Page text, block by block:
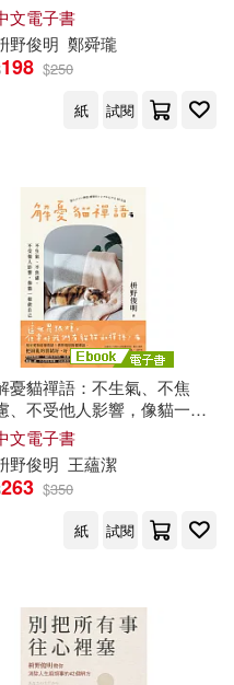
文電子書
野俊明 鄭舜瓏
198 $250
紙
試閱
憂貓禪語：不生氣、不焦
、不受他人影響，像貓一樣
自己 (電子書)
文電子書
野俊明 王蘊潔
263 $350
紙
試閱